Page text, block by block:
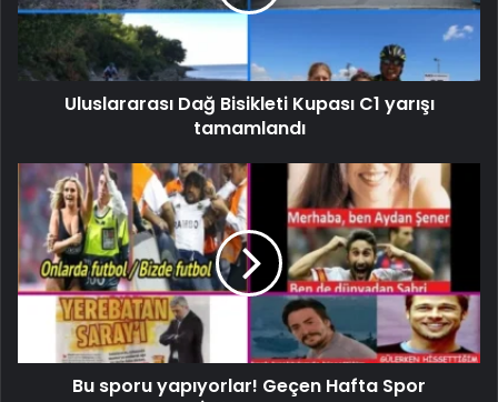
Uluslararası Dağ Bisikleti Kupası C1 yarışı
tamamlandı
Bu sporu yapıyorlar! Geçen Hafta Spor